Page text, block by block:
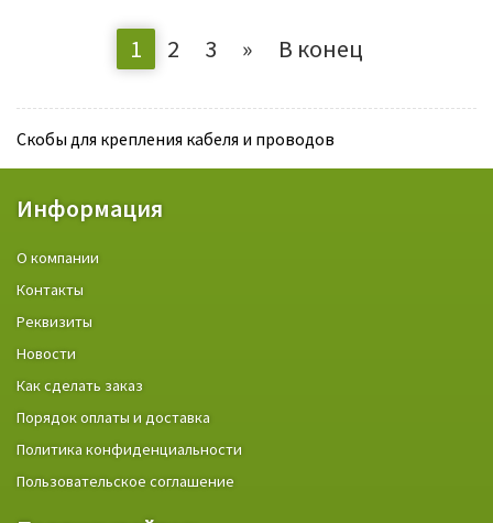
1 2 3 » В конец
Скобы для крепления кабеля и проводов
Информация
О компании
Контакты
Реквизиты
Новости
Как сделать заказ
Порядок оплаты и доставка
Политика конфиденциальности
Пользовательское соглашение